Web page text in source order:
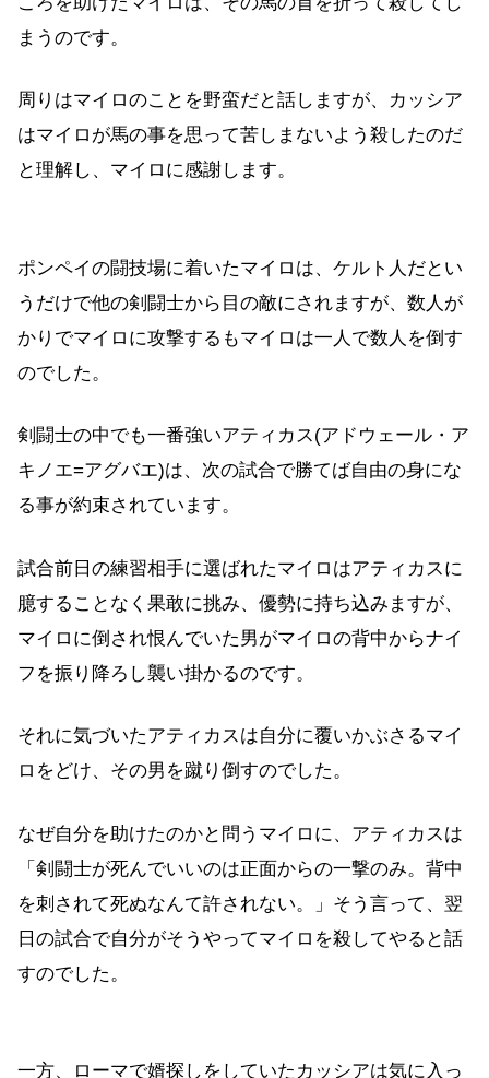
まうのです。
周りはマイロのことを野蛮だと話しますが、カッシア
はマイロが馬の事を思って苦しまないよう殺したのだ
と理解し、マイロに感謝します。
ポンペイの闘技場に着いたマイロは、ケルト人だとい
うだけで他の剣闘士から目の敵にされますが、数人が
かりでマイロに攻撃するもマイロは一人で数人を倒す
のでした。
剣闘士の中でも一番強いアティカス(アドウェール・ア
キノエ=アグバエ)は、次の試合で勝てば自由の身にな
る事が約束されています。
試合前日の練習相手に選ばれたマイロはアティカスに
臆することなく果敢に挑み、優勢に持ち込みますが、
マイロに倒され恨んでいた男がマイロの背中からナイ
フを振り降ろし襲い掛かるのです。
それに気づいたアティカスは自分に覆いかぶさるマイ
ロをどけ、その男を蹴り倒すのでした。
なぜ自分を助けたのかと問うマイロに、アティカスは
「剣闘士が死んでいいのは正面からの一撃のみ。背中
を刺されて死ぬなんて許されない。」そう言って、翌
日の試合で自分がそうやってマイロを殺してやると話
すのでした。
一方、ローマで婿探しをしていたカッシアは気に入っ